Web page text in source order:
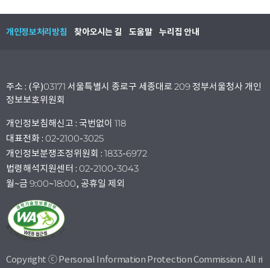
개인정보처리방침 찾아오시는 길 도움말 누리집 안내
주소 : (우)03171 서울특별시 종로구 세종대로 209 정부서울청사 개인
정보보호위원회
개인정보침해신고 : 국번없이 118
대표전화 : 02-2100-3025
개인정보분쟁조정위원회 : 1833-6972
법령해석지원센터 : 02-2100-3043
월~금 9:00~18:00, 공휴일 제외
Copyright ⓒ Personal Information Protection Commission. All ri